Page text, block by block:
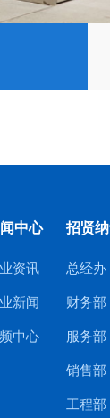
中心
资讯
新闻
中心
招贤
总经办
财务部
服务部
销售部
工程部